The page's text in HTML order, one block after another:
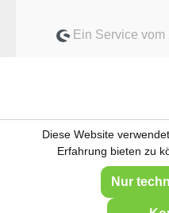
Ein Service vom
Diese Website
Erfahrung bieten zu
Nur